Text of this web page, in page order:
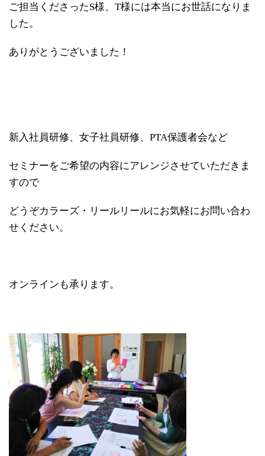
ご担当くださったS様、T様には本当にお世話になりま
した。
ありがとうございました！
新入社員研修、女子社員研修、PTA保護者会など
セミナーをご希望の内容にアレンジさせていただきま
すので
どうぞカラーズ・リールリールにお気軽にお問い合わ
せください。
オンラインも承ります。